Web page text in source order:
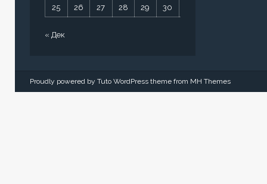
25 26 27 28 29 30
« Дек
Proudly powered by Tuto WordPress theme from MH Themes